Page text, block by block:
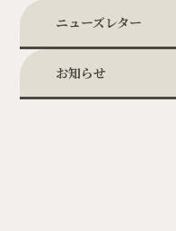
ニューズレター
お知らせ